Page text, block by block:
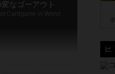
なゴーアウト